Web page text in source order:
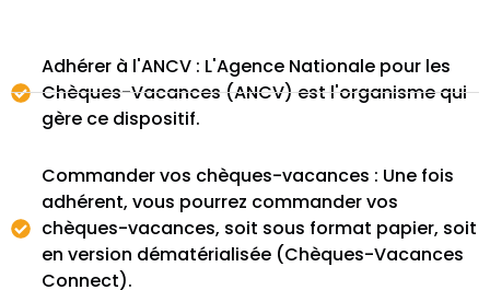
Adhérer à l'ANCV : L'Agence Nationale pour les
Chèques-Vacances (ANCV) est l'organisme qui
gère ce dispositif.
Commander vos chèques-vacances : Une fois
adhérent, vous pourrez commander vos
chèques-vacances, soit sous format papier, soit
en version dématérialisée (Chèques-Vacances
Connect).